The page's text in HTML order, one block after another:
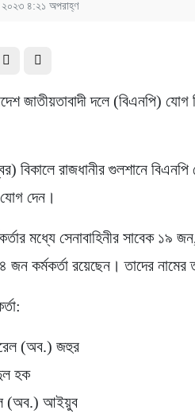
২০২৩ ৪:২১ অপরাহ্ণ
জাতীয়তাবাদী দলে (বিএনপি) যোগ
বিকালে রাজধানীর গুলশানে বিএনপি
যোগ দেন।
মধ্যে সেনাবাহিনীর সাবেক ১৯
৪ জন কর্মকর্তা রয়েছেন। তাদের
(অব.) জহুর
হক
(অব.) আইয়ুব